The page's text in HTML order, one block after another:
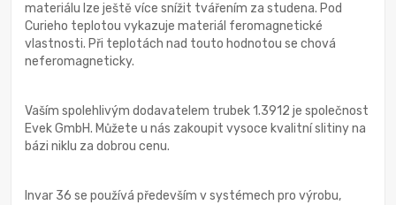
materiálu lze ještě více snížit tvářením za studena. Pod
Curieho teplotou vykazuje materiál feromagnetické
vlastnosti. Při teplotách nad touto hodnotou se chová
neferomagneticky.
Vaším spolehlivým dodavatelem trubek 1.3912 je společnost
Evek GmbH. Můžete u nás zakoupit vysoce kvalitní slitiny na
bázi niklu za dobrou cenu.
Invar 36 se používá především v systémech pro výrobu,